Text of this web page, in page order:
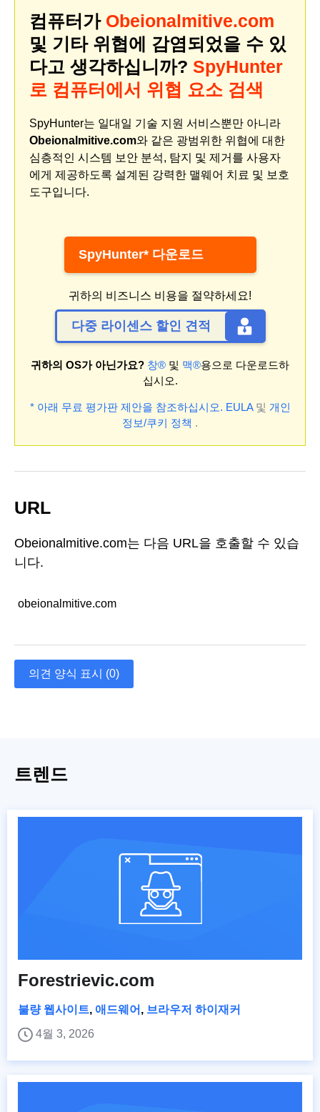
컴퓨터가 Obeionalmitive.com
및 기타 위협에 감염되었을 수 있
다고 생각하십니까? SpyHunter
로 컴퓨터에서 위협 요소 검색
SpyHunter는 일대일 기술 지원 서비스뿐만 아니라
Obeionalmitive.com와 같은 광범위한 위협에 대한
심층적인 시스템 보안 분석, 탐지 및 제거를 사용자
에게 제공하도록 설계된 강력한 맬웨어 치료 및 보호
도구입니다.
SpyHunter* 다운로드
귀하의 비즈니스 비용을 절약하세요!
다중 라이센스 할인 견적
귀하의 OS가 아닌가요? 창® 및 맥®용으로 다운로드하
십시오.
* 아래 무료 평가판 제안을 참조하십시오. EULA및 개인
정보/쿠키 정책 .
URL
Obeionalmitive.com는 다음 URL을 호출할 수 있습
니다.
obeionalmitive.com
의견 양식 표시 (0)
트렌드
Forestrievic.com
불량 웹사이트, 애드웨어 , 브라우저 하이재커
4월 3, 2026